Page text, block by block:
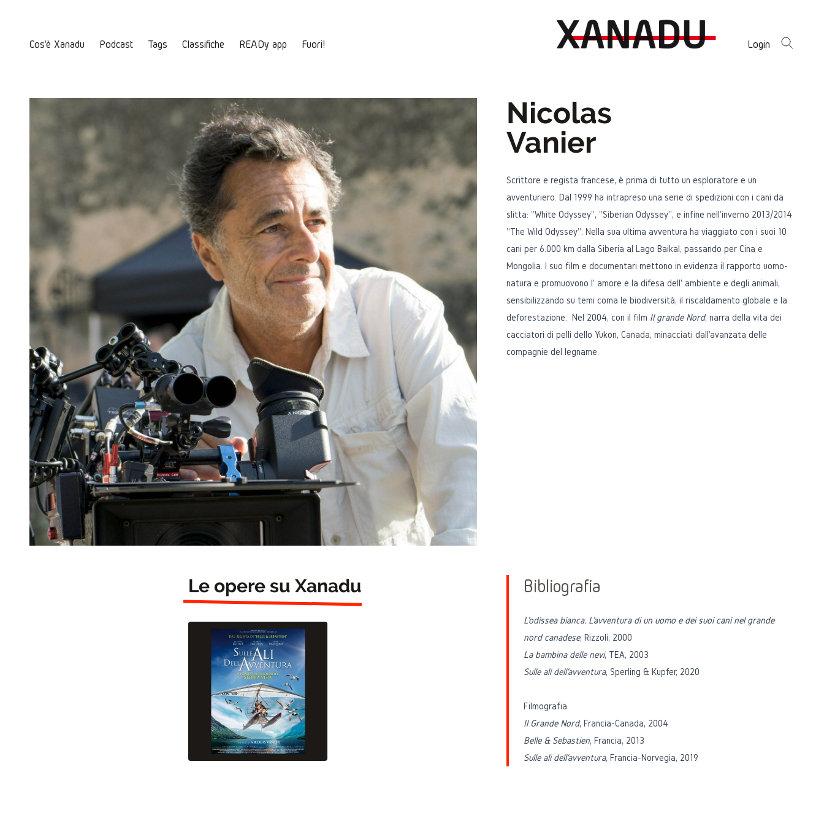
Cos'è Xanadu Podcast Tags Classifiche READy app Fuori! Login
Nicolas
Vanier
Scrittore e regista francese, è prima di tutto un esploratore e un
avventuriero. Dal 1999 ha intrapreso una serie di spedizioni con i cani da
slitta: "White Odyssey", "Siberian Odyssey", e infine nell'inverno 2013/2014
"The Wild Odyssey". Nella sua ultima avventura ha viaggiato con i suoi 10
cani per 6.000 km dalla Siberia al Lago Baikal, passando per Cina e
Mongolia. I suo film e documentari mettono in evidenza il rapporto uomo-
natura e promuovono l' amore e la difesa dell' ambiente e degli animali,
sensibilizzando su temi coma le biodiversità, il riscaldamento globale e la
deforestazione. Nel 2004, con il film Il grande Nord, narra della vita dei
cacciatori di pelli dello Yukon, Canada, minacciati dall'avanzata delle
compagnie del legname.
Le opere su Xanadu Bibliografia
L'odissea bianca. L'avventura di un uomo e dei suoi cani nel grande
nord canadese, Rizzoli, 2000
La bambina delle nevi, TEA, 2003
Sulle ali dell'avventura, Sperling & Kupfer, 2020
Filmografia:
Il Grande Nord, Francia-Canada, 2004
Belle & Sebastien, Francia, 2013
Sulle ali dell'avventura, Francia-Norvegia, 2019